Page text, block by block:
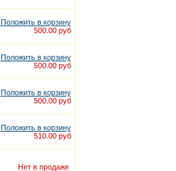
Положить в корзину
500.00 руб
Положить в корзину
500.00 руб
Положить в корзину
500.00 руб
Положить в корзину
510.00 руб
Нет в продаже